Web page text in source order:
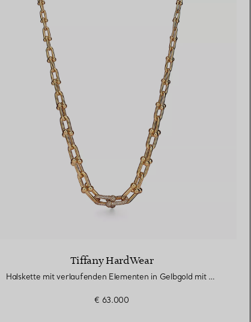
Tiffany HardWear
Halskette mit verlaufenden Elementen in Gelbgold mit Diamanten
€ 63.000